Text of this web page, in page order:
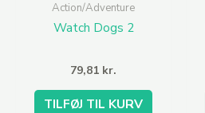
Action/Adventure
Watch Dogs 2
79,81 kr.
TILFØJ TIL KURV